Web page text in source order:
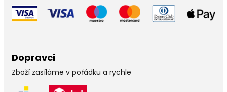
Dopravci
Zboží zasíláme v pořádku a rychle